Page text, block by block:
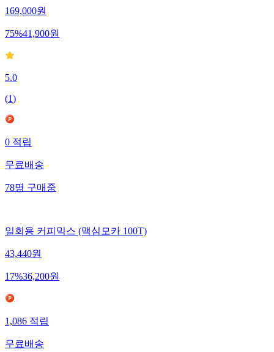
169,000원
75%41,900원
5.0
(1)
0적립
무료배송
78명구매중
일회용 커피믹스 (맥심모카 100T)
43,440원
17%36,200원
1,086적립
무료배송